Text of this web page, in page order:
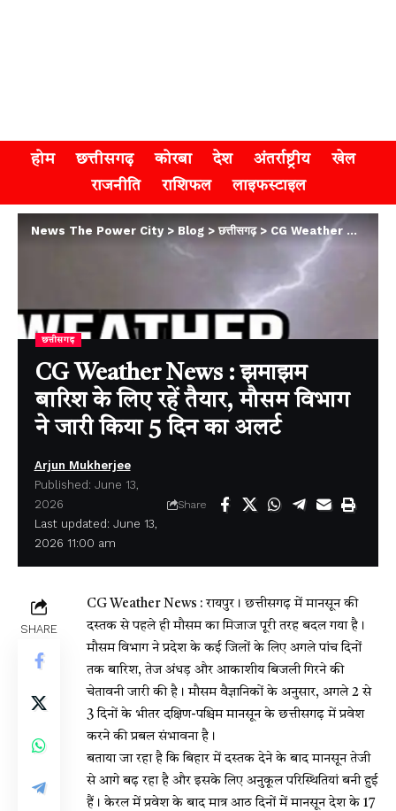
होम छत्तीसगढ़ कोरबा देश अंतर्राष्ट्रीय
खेल
राजनीति
राशिफल लाइफस्टाइल
News The Power City> Blog > छत्तीसगढ़> CG Weather News : झमाझम बारिश के लिए रहें तैयार, मौसम विभाग ने जारी किया 5 दिन का अलर्ट
छत्तीसगढ़
CG Weather News : झमाझम
बारिश के लिए रहें तैयार, मौसम विभाग
ने जारी किया 5 दिन का अलर्ट
Last updated: June 13,
2026 11:00 am
Arjun Mukherjee
Published: June 13,
2026
Share
SHARE
CG Weather News : रायपुर। छत्तीसगढ़ में मानसून की
दस्तक से पहले ही मौसम का मिजाज पूरी तरह बदल गया है।
मौसम विभाग ने प्रदेश के कई जिलों के लिए अगले पांच दिनों
तक बारिश, तेज अंधड़ और आकाशीय बिजली गिरने की
चेतावनी जारी की है। मौसम वैज्ञानिकों के अनुसार, अगले 2 से
3 दिनों के भीतर दक्षिण-पश्चिम मानसून के छत्तीसगढ़ में प्रवेश
करने की प्रबल संभावना है।
बताया जा रहा है कि बिहार में दस्तक देने के बाद मानसून तेजी
से आगे बढ़ रहा है और इसके लिए अनुकूल परिस्थितियां बनी हुई
हैं। केरल में प्रवेश के बाद मात्र आठ दिनों में मानसून देश के 17